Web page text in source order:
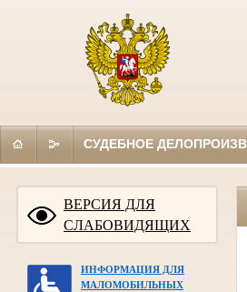
СУДЕБНОЕ
ВЕРСИЯ ДЛЯ
СЛАБОВИДЯЩИХ
ИНФОРМАЦИЯ ДЛЯ
МАЛОМОБИЛЬНЫХ